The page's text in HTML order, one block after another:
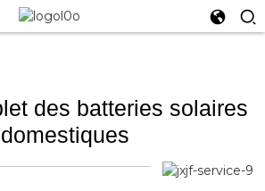
des batteries solaires
domestiques